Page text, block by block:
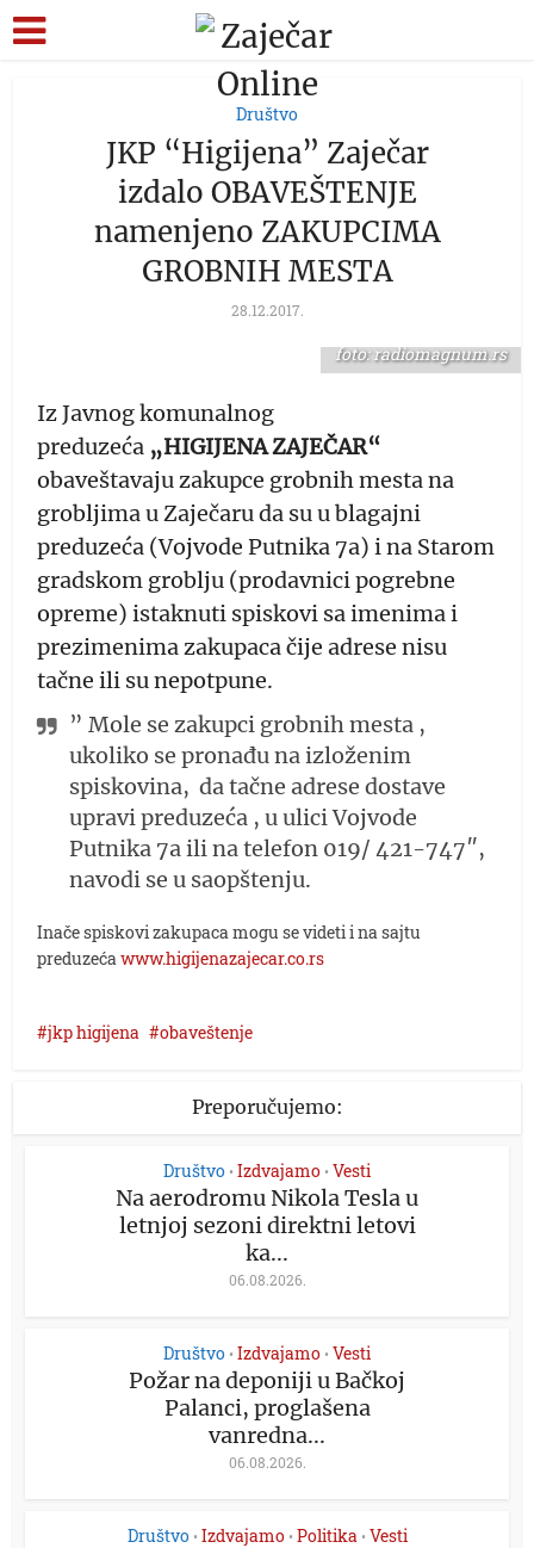
Društvo
JKP “Higijena” Zaječar
izdalo OBAVEŠTENJE
namenjeno ZAKUPCIMA
GROBNIH MESTA
28.12.2017.
foto: radiomagnum.rs
Iz Javnog komunalnog
preduzeća „HIGIJENA ZAJEČAR“
obaveštavaju zakupce grobnih mesta na
grobljima u Zaječaru da su u blagajni
preduzeća (Vojvode Putnika 7a) i na Starom
gradskom groblju (prodavnici pogrebne
opreme) istaknuti spiskovi sa imenima i
prezimenima zakupaca čije adrese nisu
tačne ili su nepotpune.
” Mole se zakupci grobnih mesta ,
ukoliko se pronađu na izloženim
spiskovina, da tačne adrese dostave
upravi preduzeća , u ulici Vojvode
Putnika 7a ili na telefon 019/ 421-747″,
navodi se u saopštenju.
Inače spiskovi zakupaca mogu se videti i na sajtu
preduzećawww.higijenazajecar.co.rs
jkp higijena obaveštenje
Preporučujemo:
Društvo • Izdvajamo • Vesti
Na aerodromu Nikola Tesla u
letnjoj sezoni direktni letovi
ka...
06.08.2026.
Društvo • Izdvajamo • Vesti
Požar na deponiji u Bačkoj
Palanci, proglašena
vanredna...
06.08.2026.
Društvo • Izdvajamo • Politika • Vesti